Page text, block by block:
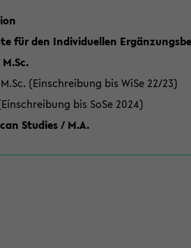
für den Individuellen
(Einschreibung bis WiSe 22/23)
bis SoSe 2024)
Studies / M.A.